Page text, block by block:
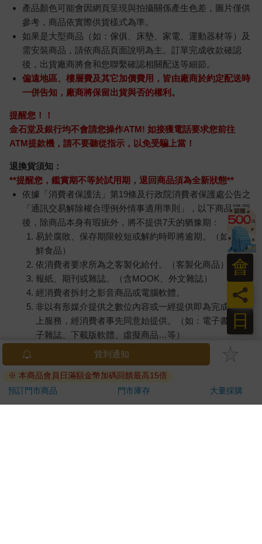
產品顏色可能會因網頁呈現與拍攝關係產生色差，圖片僅供
參考，商品依實際供貨樣式為準。
如果是大型商品（如：傢俱、床墊、家電、運動器材等）及
需安裝商品，請依商品頁面說明為主。訂單完成收款確認
後，出貨廠商將會和您聯繫確認相關配送等細節。
偏遠地區、樓層費及其它加價費用，皆由廠商於約定配送時
一併告知，廠商將保留出貨與否的權利。
提醒您！！
金石堂及銀行均不會請您操作ATM! 如接獲電話要求您前往
ATM提款機，請不要聽從指示，以免受騙上當！
退換貨須知：
**提醒您，鑑賞期不等於試用期，退回商品須為全新狀態**
依據「消費者保護法」第19條及行政院消費者保護處公告之
「通訊交易解除權合理例外情事適用準則」，以下商品購買
後，除商品本身有瑕疵外，將不提供7天的猶豫期：
易於腐敗、保存期限較短或解約時即將逾期。（如：生
鮮食品）
依消費者要求所為之客製化給付。（客製化商品）
報紙、期刊或雜誌。（含MOOK、外文雜誌）
經消費者拆封之影音商品或電腦軟體。
非以有形媒介提供之數位內容或一經提供即為完成之線
上服務，經消費者事先同意始提供。（如：電子書、電
子雜誌、下載版軟體、虛擬商品…等）
已拆封之個人衛生用品。（如：內衣褲、刮鬍刀、除毛
若非上列種類商品，均享有到貨7天的猶豫期（含例假
日）。
辦理退換貨時，商品（組合商品恕無法接受單獨退貨）必須
日
員
會